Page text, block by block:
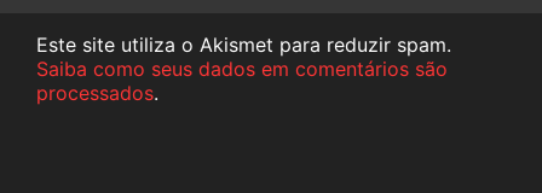
Este site utiliza o Akismet para reduzir spam.
Saiba como seus dados em comentários são
processados.